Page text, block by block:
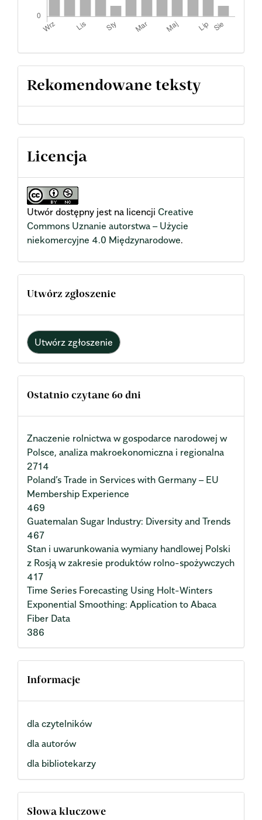
Rekomendowane teksty
Licencja
Utwór dostępny jest na licencji Creative
Commons Uznanie autorstwa – Użycie
niekomercyjne 4.0 Międzynarodowe.
Utwórz zgłoszenie
Utwórz zgłoszenie
Ostatnio czytane 60 dni
Znaczenie rolnictwa w gospodarce narodowej w
Polsce, analiza makroekonomiczna i regionalna
2714
Poland’s Trade in Services with Germany – EU
Membership Experience
469
Guatemalan Sugar Industry: Diversity and Trends
467
Stan i uwarunkowania wymiany handlowej Polski
z Rosją w zakresie produktów rolno-spożywczych
417
Time Series Forecasting Using Holt-Winters
Exponential Smoothing: Application to Abaca
Fiber Data
386
Informacje
dla czytelników
dla autorów
dla bibliotekarzy
Słowa kluczowe